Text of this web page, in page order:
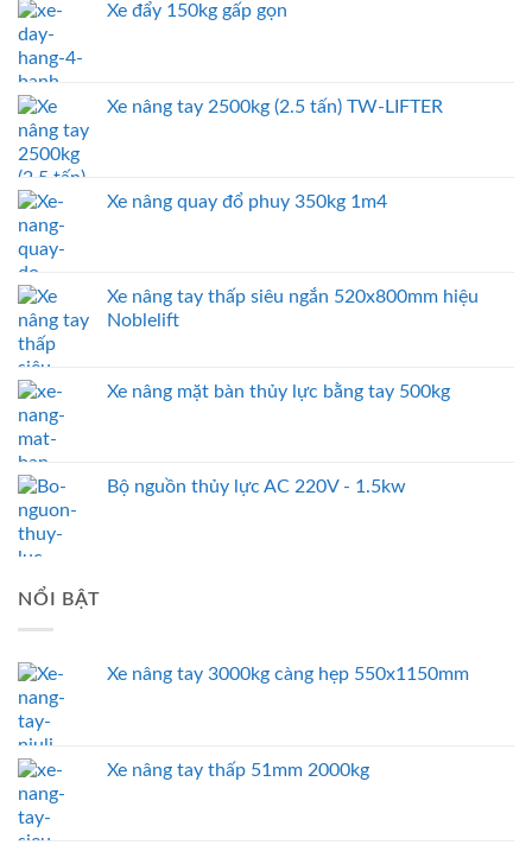
Xe đẩy 150kg gấp gọn
Xe nâng tay 2500kg (2.5 tấn) TW-LIFTER
Xe nâng quay đổ phuy 350kg 1m4
Xe nâng tay thấp siêu ngắn 520x800mm hiệu
Noblelift
Xe nâng mặt bàn thủy lực bằng tay 500kg
Bộ nguồn thủy lực AC 220V - 1.5kw
NỔI BẬT
Xe nâng tay 3000kg càng hẹp 550x1150mm
Xe nâng tay thấp 51mm 2000kg